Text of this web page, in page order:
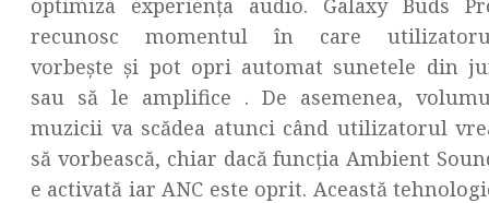
optimiza experiența audio. Galaxy Buds
recunosc momentul în care
vorbește și pot opri automat sunetele din
sau să le amplifice . De asemenea,
muzicii va scădea atunci când utilizatorul
să vorbească, chiar dacă funcția Ambient
e activată iar ANC este oprit. Această